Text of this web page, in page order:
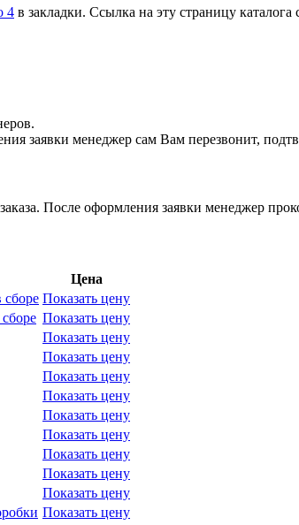
4 в закладки. Ссылка на эту страницу каталога
заявки менеджер сам Вам перезвонит,
После оформления заявки менеджер
Цена
сборе Показать цену
Показать цену
Показать цену
Показать цену
Показать цену
Показать цену
Показать цену
Показать цену
Показать цену
Показать цену
Показать цену
Показать цену